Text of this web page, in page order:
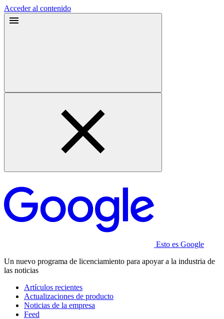
Acceder al contenido
Esto es Google
Un nuevo programa de licenciamiento para apoyar a la industria de
las noticias
Artículos recientes
Actualizaciones de producto
Noticias de la empresa
Feed